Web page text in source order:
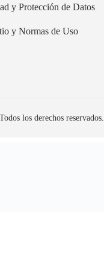
y Protección de Datos
y Normas de Uso
los derechos reservados.